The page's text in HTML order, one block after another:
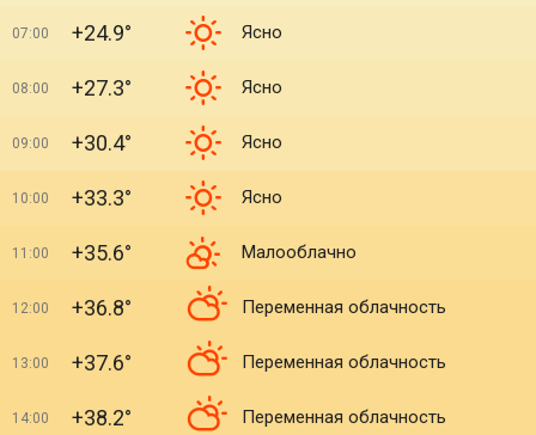
07:00 +24.9° Ясно
08:00 +27.3° Ясно
09:00 +30.4° Ясно
10:00 +33.3° Ясно
11:00 +35.6° Малооблачно
12:00 +36.8° Переменная облачность
13:00 +37.6° Переменная облачность
14:00 +38.2° Переменная облачность